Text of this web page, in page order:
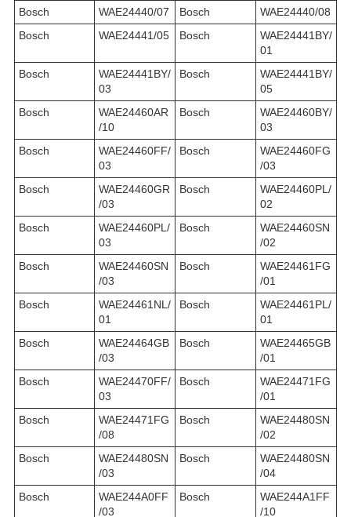
Bosch WAE24440/07 Bosch
WAE24440/08
Bosch
WAE24441/05 Bosch
WAE24441BY/
01
Bosch
WAE24441BY/
03
Bosch
WAE24441BY/
05
Bosch
WAE24460AR
/10
Bosch
WAE24460BY/
03
Bosch
WAE24460FF/
03
Bosch
WAE24460FG
/03
Bosch
WAE24460GR
/03
Bosch
WAE24460PL/
02
Bosch
WAE24460PL/
03
Bosch
WAE24460SN
/02
Bosch
WAE24460SN
/03
Bosch
WAE24461FG
/01
Bosch
WAE24461NL/
01
Bosch
WAE24461PL/
01
Bosch
WAE24464GB
/03
Bosch
WAE24465GB
/01
Bosch
WAE24470FF/
03
Bosch
WAE24471FG
/01
Bosch
WAE24471FG
/08
Bosch
WAE24480SN
/02
Bosch
WAE24480SN
/03
Bosch
WAE24480SN
/04
Bosch
WAE244A0FF
/03
Bosch
WAE244A1FF
/10